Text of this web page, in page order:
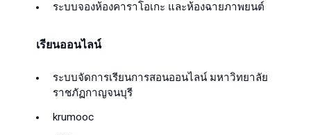
ระบบจองห้องคาราโอเกะ และห้องฉายภาพยนต์
เรียนออนไลน์
ระบบจัดการเรียนการสอนออนไลน์ มหาวิทยาลัย
ราชภัฏกาญจนบุรี
krumooc